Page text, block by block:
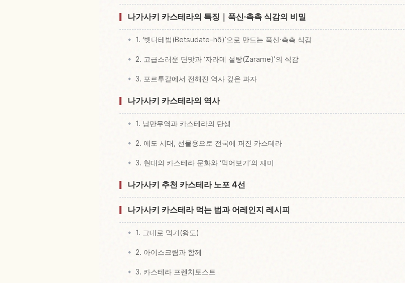
나가사키 카스테라의 특징｜푹신·촉촉 식감의 비밀
1. ‘벳다테법(Betsudate-hō)’으로 만드는 푹신·촉촉 식감
2. 고급스러운 단맛과 ‘자라메 설탕(Zarame)’의 식감
3. 포르투갈에서 전해진 역사 깊은 과자
나가사키 카스테라의 역사
1. 남만무역과 카스테라의 탄생
2. 에도 시대, 선물용으로 전국에 퍼진 카스테라
3. 현대의 카스테라 문화와 ‘먹어보기’의 재미
나가사키 추천 카스테라 노포 4선
나가사키 카스테라 먹는 법과 어레인지 레시피
1. 그대로 먹기(왕도)
2. 아이스크림과 함께
3. 카스테라 프렌치토스트